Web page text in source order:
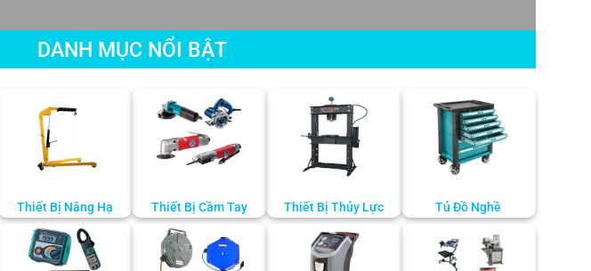
DANH MỤC NỔI BẬT
Thiết Bị Nâng Hạ Thiết Bị Cầm Tay Thiết Bị Thủy Lực Tủ Đồ Nghề